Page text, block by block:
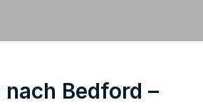
nach Bedford –